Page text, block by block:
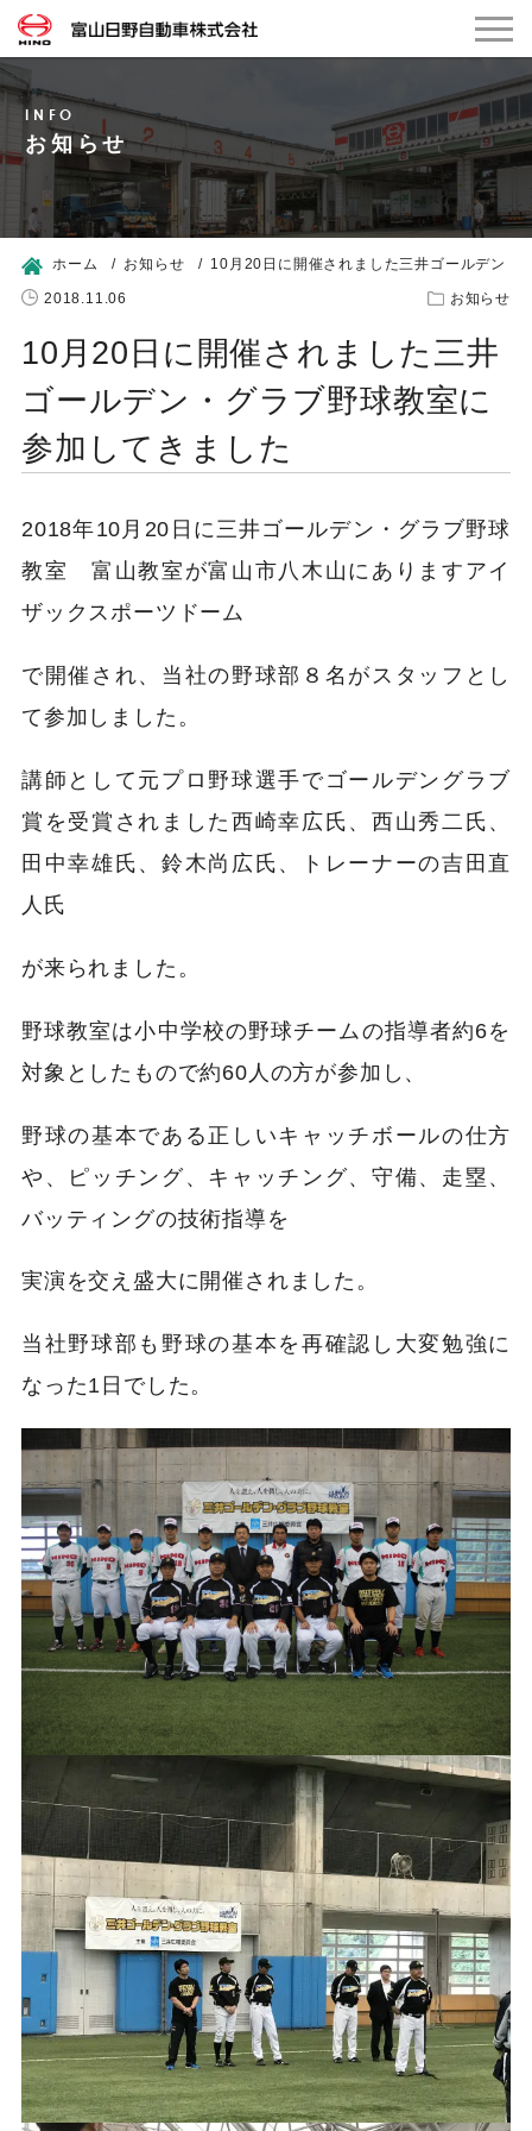
お知らせ
ホーム お知らせ 10月20日に開催されました三井ゴールデン・
2018.11.06 お知らせ
10月20日に開催されました三井
ゴールデン・グラブ野球教室に
参加してきました
2018年10月20日に三井ゴールデン・グラブ野球
教室 富山教室が富山市八木山にありますアイ
ザックスポーツドーム
で開催され、当社の野球部８名がスタッフとし
て参加しました。
講師として元プロ野球選手でゴールデングラブ
賞を受賞されました西崎幸広氏、西山秀二氏、
田中幸雄氏、鈴木尚広氏、トレーナーの吉田直
人氏
が来られました。
野球教室は小中学校の野球チームの指導者約6を
対象としたもので約60人の方が参加し、
野球の基本である正しいキャッチボールの仕方
や、ピッチング、キャッチング、守備、走塁、
バッティングの技術指導を
実演を交え盛大に開催されました。
当社野球部も野球の基本を再確認し大変勉強に
なった1日でした。